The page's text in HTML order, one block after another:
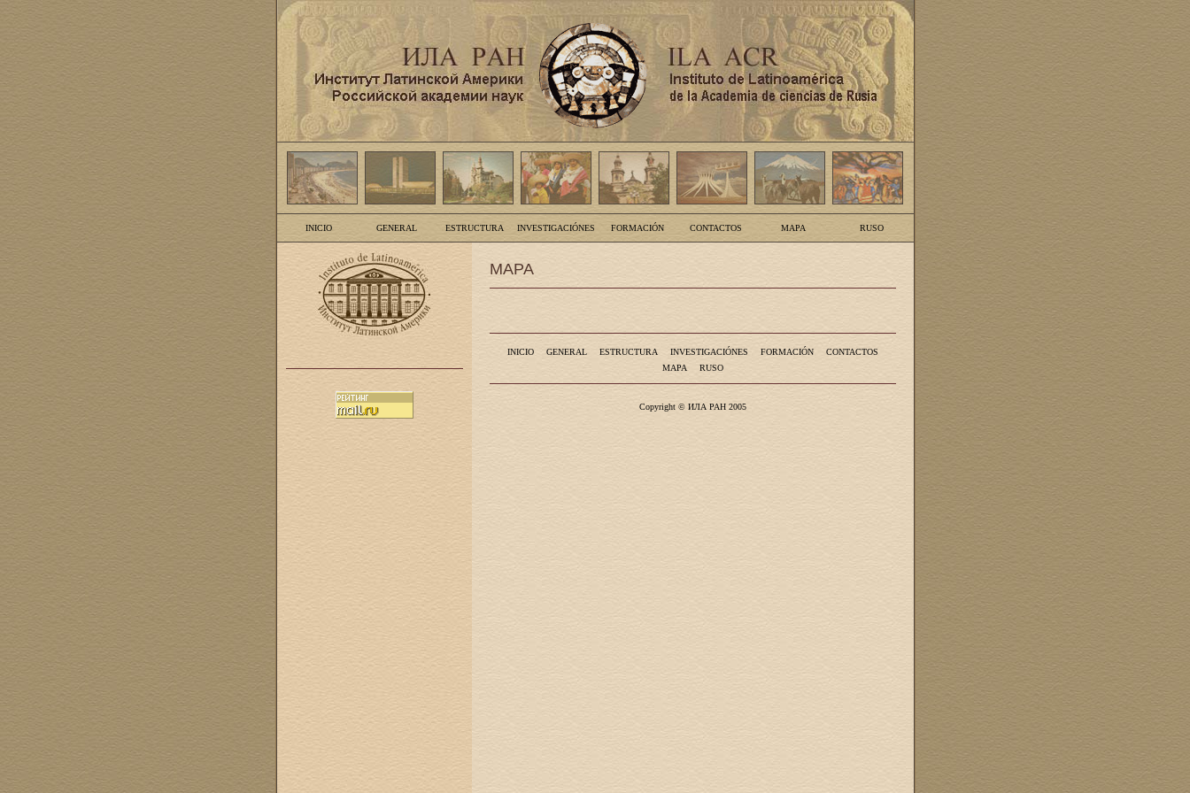
INICIO GENERAL ESTRUCTURA INVESTIGACIÓNES FORMACIÓN CONTACTOS MAPA RUSO
MAPA
INICIO GENERAL ESTRUCTURA INVESTIGACIÓNES FORMACIÓN
CONTACTOS
MAPA
RUSO
Copyright © ИЛА РАН 2005